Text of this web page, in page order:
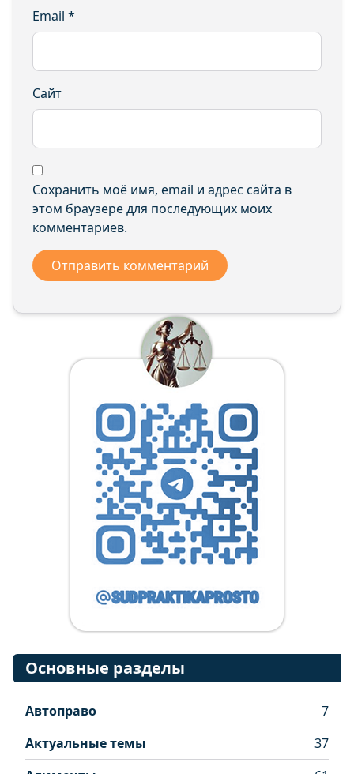
Email *
Сайт
Сохранить моё имя, email и адрес сайта в
этом браузере для последующих моих
комментариев.
Основные разделы
Автоправо
7
Актуальные темы
37